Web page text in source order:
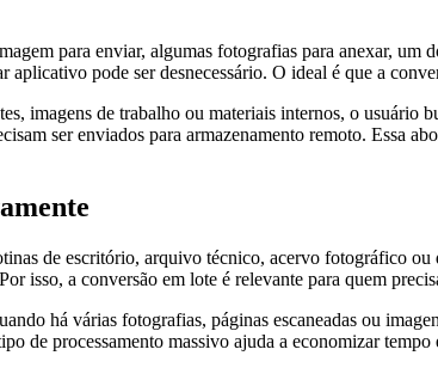
para enviar, algumas fotografias para anexar, um
pode ser desnecessário. O ideal é que a
imagens de trabalho ou materiais internos, o usuário
ser enviados para armazenamento remoto. Essa
de escritório, arquivo técnico, acervo fotográfico
isso, a conversão em lote é relevante para quem
há várias fotografias, páginas escaneadas ou
de processamento massivo ajuda a economizar